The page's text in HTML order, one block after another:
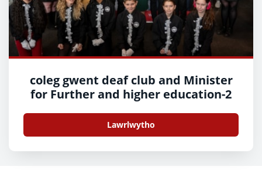
coleg gwent deaf club and Minister
for Further and higher education-2
Lawrlwytho